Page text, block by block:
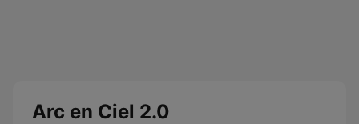
Arc en Ciel 2.0